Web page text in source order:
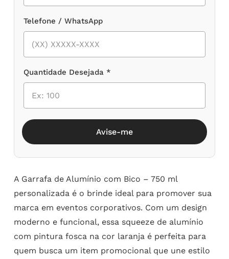
Telefone / WhatsApp
Quantidade Desejada *
Avise-me
A Garrafa de Alumínio com Bico – 750 ml
personalizada é o brinde ideal para promover sua
marca em eventos corporativos. Com um design
moderno e funcional, essa squeeze de alumínio
com pintura fosca na cor laranja é perfeita para
quem busca um item promocional que une estilo